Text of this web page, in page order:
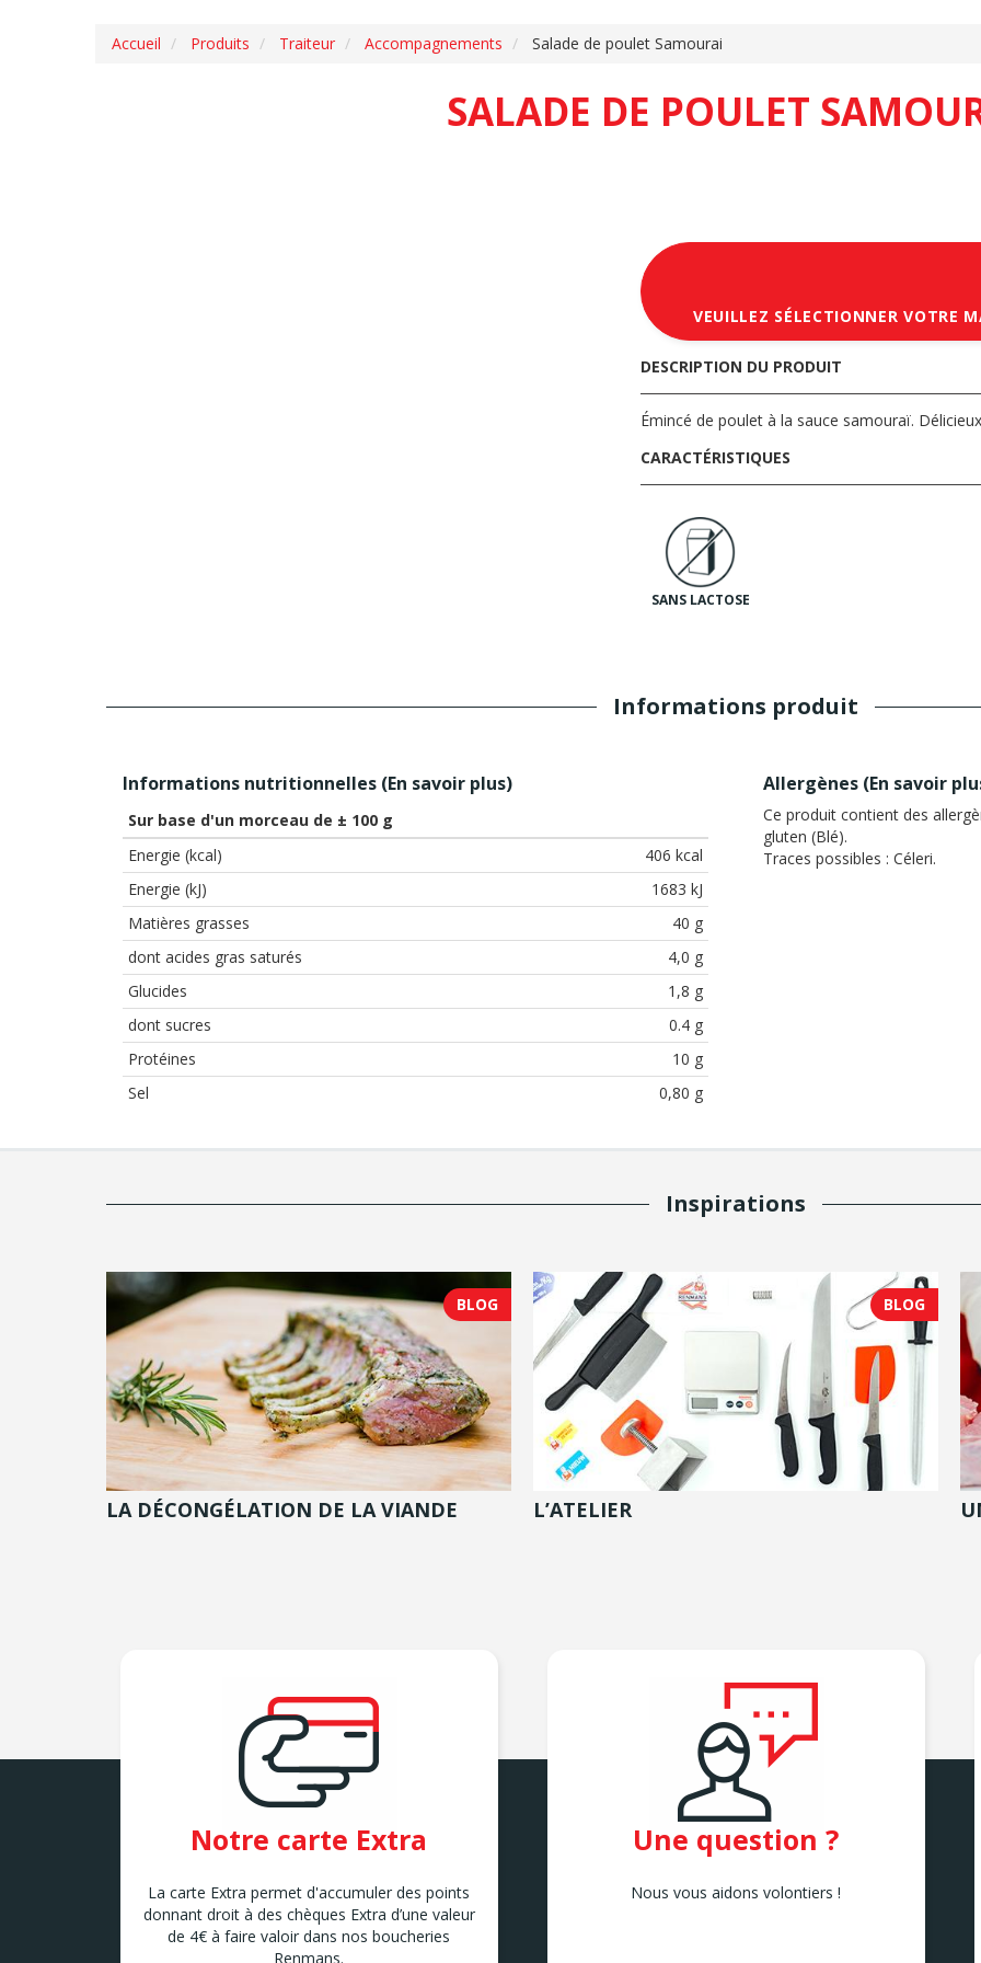
Accueil Produits Traiteur Accompagnements Salade de poulet Samourai
SALADE DE POULET
VEUILLEZ SÉLECTIONNER VOTRE
DESCRIPTION DU PRODUIT
Émincé de poulet à la sauce samouraï.
CARACTÉRISTIQUES
SANS LACTOSE
Informations produit
Informations nutritionnelles (En savoir plus)
Sur base d'un morceau de ± 100 g
Energie (kcal)
406 kcal
Energie (kJ)
1683 kJ
Matières grasses
40 g
dont acides gras saturés
4,0 g
Glucides
1,8 g
dont sucres
0.4 g
Protéines
10 g
Sel
0,80 g
Allergènes (En savoir
Ce produit contient des
gluten (Blé).
Traces possibles : Céleri.
Inspirations
BLOG
LA DÉCONGÉLATION DE LA VIANDE
BLOG
L’ATELIER
Notre carte Extra
La carte Extra permet d'accumuler des points
donnant droit à des chèques Extra d’une valeur
de 4€ à faire valoir dans nos boucheries
Renmans.
Une question ?
Nous vous aidons volontiers !